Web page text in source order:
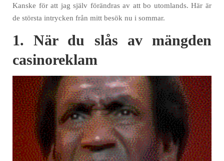
Kanske för att jag själv förändras av att bo utomlands. Här är
de största intrycken från mitt besök nu i sommar.
1. När du slås av mängden
casinoreklam